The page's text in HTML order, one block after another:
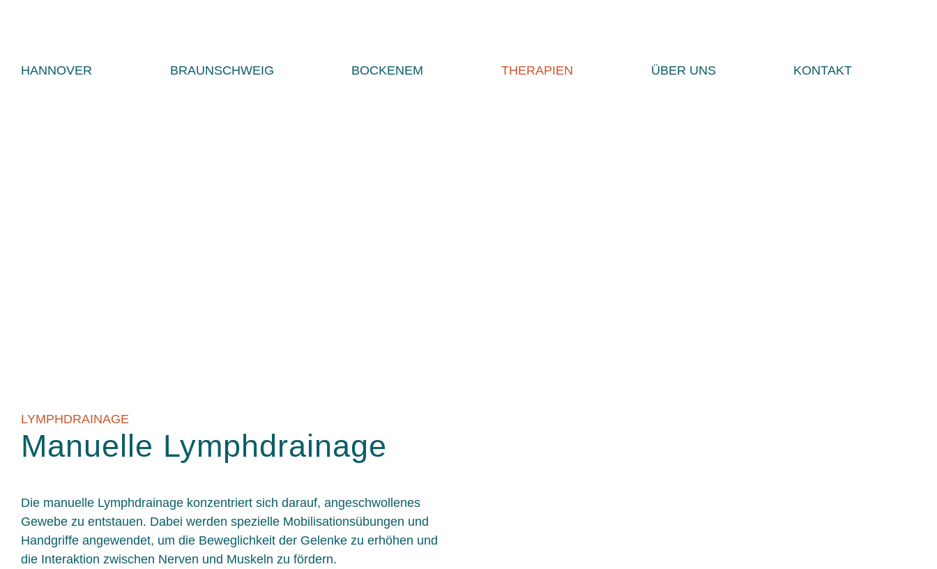
HANNOVER BRAUNSCHWEIG BOCKENEM THERAPIEN ÜBER UNS KONTAKT
LYMPHDRAINAGE
Manuelle Lymphdrainage
Die manuelle Lymphdrainage konzentriert sich darauf, angeschwollenes
Gewebe zu entstauen. Dabei werden spezielle Mobilisationsübungen und
Handgriffe angewendet, um die Beweglichkeit der Gelenke zu erhöhen und
die Interaktion zwischen Nerven und Muskeln zu fördern.